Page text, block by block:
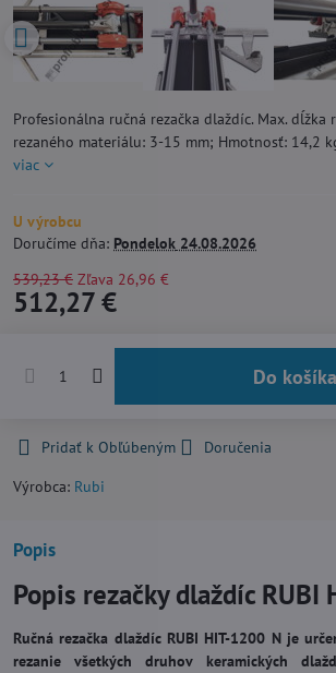
Profesionálna ručná rezačka dlaždíc. Max. dĺžka
rezaného materiálu: 3-15 mm; Hmotnosť: 14,2
viac
U výrobcu
Doručíme dňa: Pondelok 24.08.2026
539,23 € Zľava 26,96 €
512,27 €
Do košíka
Pridať k Obľúbeným
Doručenia
Výrobca: Rubi
Popis
Popis rezačky dlaždíc RUBI
Ručná rezačka dlaždíc RUBI HIT-1200 N je
rezanie všetkých druhov keramických